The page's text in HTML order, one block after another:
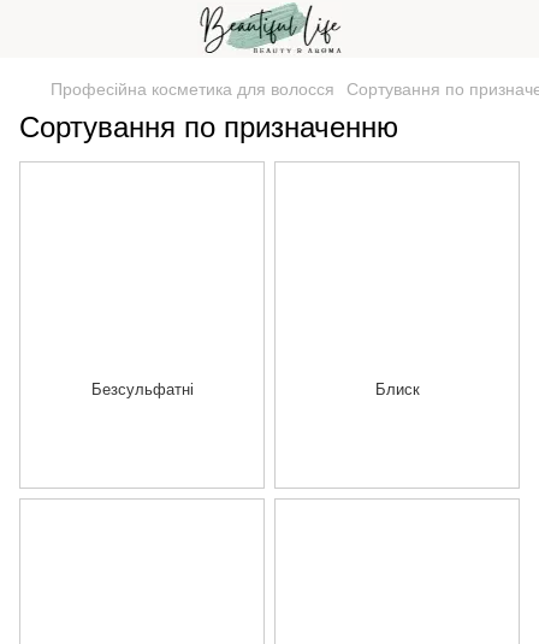
Професійна косметика для волосся Сортування по
Сортування по призначенню
Безсульфатні Блиск